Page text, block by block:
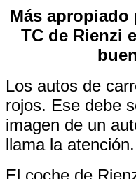
Más apropiado
TC de Rienzi
Los autos de
rojos. Ese debe
imagen de un
llama la atención.
El coche de